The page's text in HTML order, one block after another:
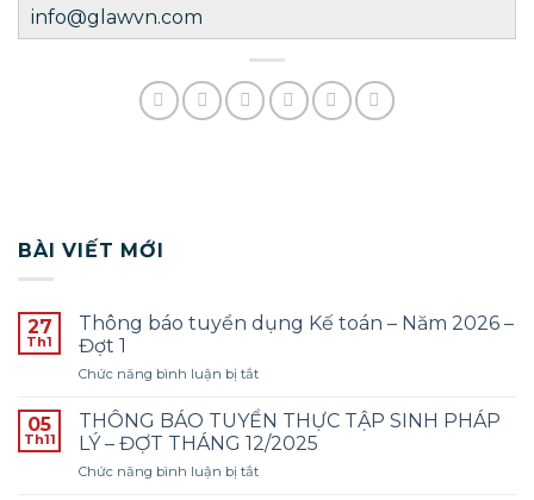
info@glawvn.com
BÀI VIẾT MỚI
27
Th1
Thông báo tuyển dụng Kế toán – Năm 2026 –
Đợt 1
Chức năng bình luận bị tắtở
báo
tuyển
dụng
Kế
05
Th11
THÔNG BÁO TUYỂN THỰC TẬP SINH PHÁP
LÝ – ĐỢT THÁNG 12/2025
Chức năng bình luận bị tắtở